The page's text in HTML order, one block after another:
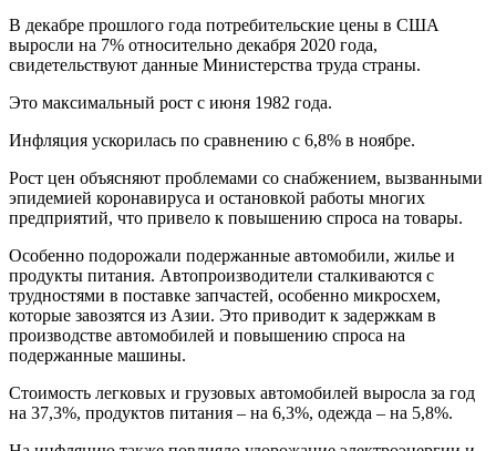
В декабре прошлого года потребительские цены в США
выросли на 7% относительно декабря 2020 года,
свидетельствуют данные Министерства труда страны.
Это максимальный рост с июня 1982 года.
Инфляция ускорилась по сравнению с 6,8% в ноябре.
Рост цен объясняют проблемами со снабжением, вызванными
эпидемией коронавируса и остановкой работы многих
предприятий, что привело к повышению спроса на товары.
Особенно подорожали подержанные автомобили, жилье и
продукты питания. Автопроизводители сталкиваются с
трудностями в поставке запчастей, особенно микросхем,
которые завозятся из Азии. Это приводит к задержкам в
производстве автомобилей и повышению спроса на
подержанные машины.
Стоимость легковых и грузовых автомобилей выросла за год
на 37,3%, продуктов питания – на 6,3%, одежда – на 5,8%.